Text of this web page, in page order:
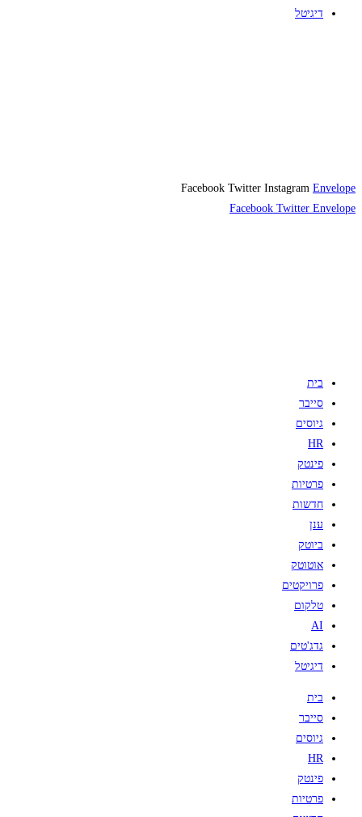
דיגיטל
Facebook Twitter Instagram Envelope
Facebook Twitter Envelope
בית
סייבר
גיוסים
HR
פינטק
פרטיות
חדשות
ענן
ביוטק
אוטוטק
פרויקטים
טלקום
AI
גדג'טים
דיגיטל
בית
סייבר
גיוסים
HR
פינטק
פרטיות